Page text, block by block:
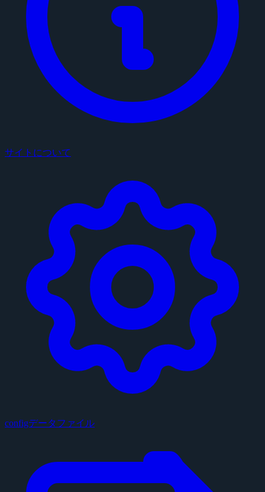
サイトについて
configデータファイル